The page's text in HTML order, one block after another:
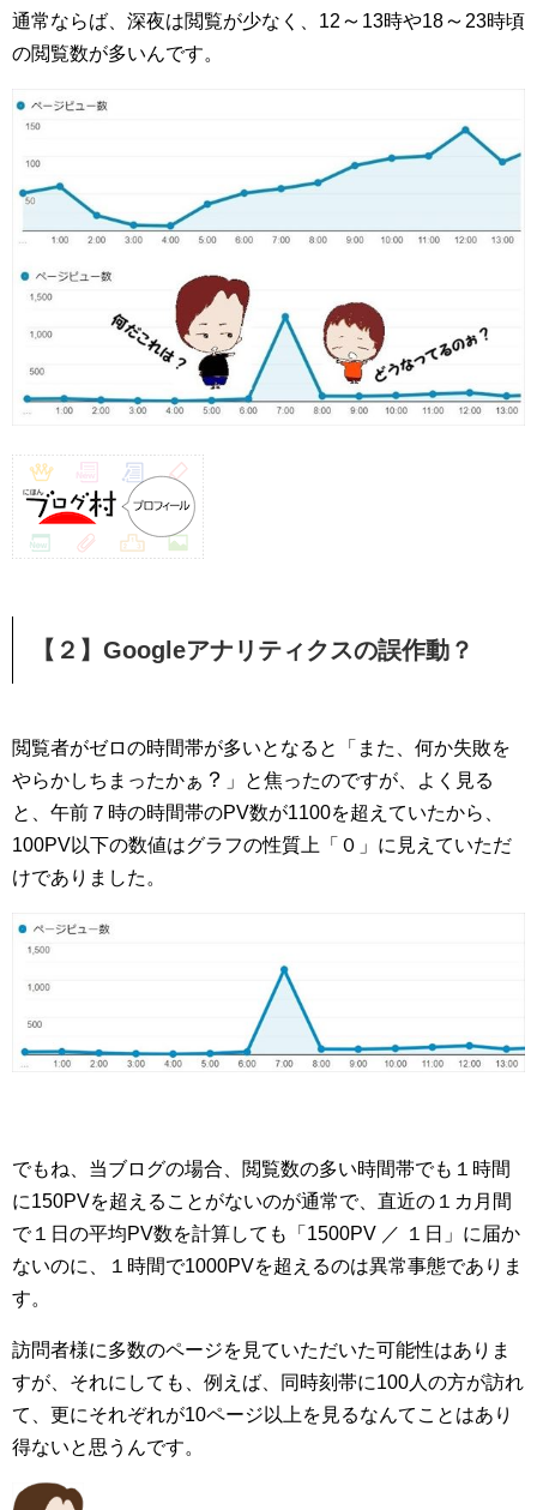
通常ならば、深夜は閲覧が少なく、12 ～ 13時や18～ 23時頃
の閲覧数が多いんです。
【２】Googleアナリティクスの誤作動？
閲覧者がゼロの時間帯が多いとなると「また、何か失敗を
やらかしちまったかぁ ？ 」と焦ったのですが、よく見る
と、午前７時の時間帯のPV数が1100を超えていたから、
100PV以下の数値はグラフの性質上「０」に見えていただ
けでありました。
でもね、当ブログの場合、閲覧数の多い時間帯でも１時間
に150PVを超えることがないのが通常で、直近の１カ月間
で１日の平均PV数を計算しても「1500PV ／ １日」に届か
ないのに、１時間で1000PVを超えるのは異常事態でありま
す。
訪問者様に多数のページを見ていただいた可能性はありま
すが、それにしても、例えば、同時刻帯に100人の方が訪れ
て、更にそれぞれが10ページ以上を見るなんてことはあり
得ないと思うんです。